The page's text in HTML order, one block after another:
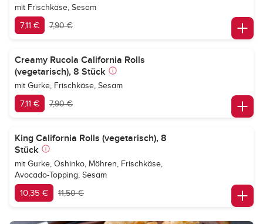
mit Frischkäse, Sesam
7,11 € 7,90 €
Creamy Rucola California Rolls
(vegetarisch), 8 Stück
mit Gurke, Frischkäse, Sesam
7,11 € 7,90 €
King California Rolls (vegetarisch), 8
Stück
mit Gurke, Oshinko, Möhren, Frischkäse,
Avocado-Topping, Sesam
10,35 € 11,50 €